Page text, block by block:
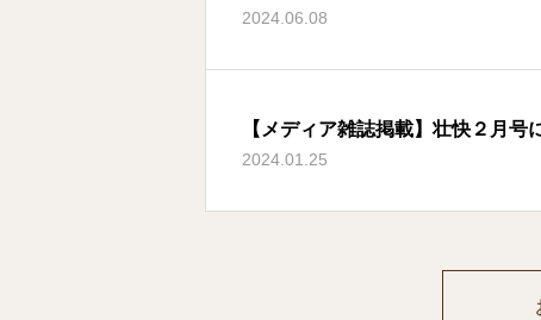
2024.06.08
【メディア雑誌掲載】壮快２月号
2024.01.25